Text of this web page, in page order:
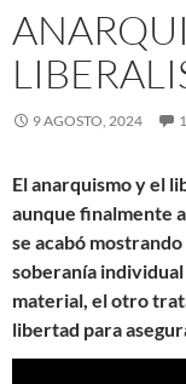
9 AGOSTO, 2024
El anarquismo y el
aunque finalmente
se acabó
soberanía
material, el otro
libertad para